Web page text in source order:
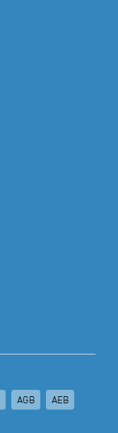
AGB AEB